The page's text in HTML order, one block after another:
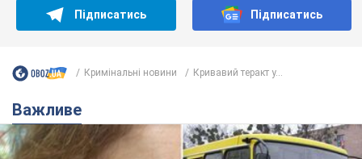
Підписатись Підписатись
Кримінальні новини Кривавий теракт у...
Важливе